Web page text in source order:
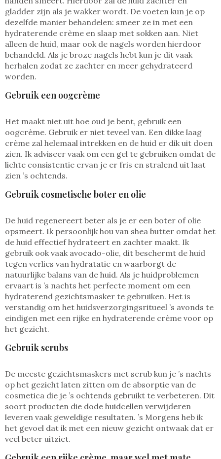
gladder zijn als je wakker wordt. De voeten kun je op
dezelfde manier behandelen: smeer ze in met een
hydraterende crème en slaap met sokken aan. Niet
alleen de huid, maar ook de nagels worden hierdoor
behandeld. Als je broze nagels hebt kun je dit vaak
herhalen zodat ze zachter en meer gehydrateerd
worden.
Gebruik een oogcrème
Het maakt niet uit hoe oud je bent, gebruik een
oogcrème. Gebruik er niet teveel van. Een dikke laag
crème zal helemaal intrekken en de huid er dik uit doen
zien. Ik adviseer vaak om een gel te gebruiken omdat de
lichte consistentie ervan je er fris en stralend uit laat
zien ’s ochtends.
Gebruik cosmetische boter en olie
De huid regenereert beter als je er een boter of olie
opsmeert. Ik persoonlijk hou van shea butter omdat het
de huid effectief hydrateert en zachter maakt. Ik
gebruik ook vaak avocado-olie, dit beschermt de huid
tegen verlies van hydratatie en waarborgt de
natuurlijke balans van de huid. Als je huidproblemen
ervaart is ’s nachts het perfecte moment om een
hydraterend gezichtsmasker te gebruiken. Het is
verstandig om het huidsverzorgingsritueel ’s avonds te
eindigen met een rijke en hydraterende crème voor op
het gezicht.
Gebruik scrubs
De meeste gezichtsmaskers met scrub kun je ’s nachts
op het gezicht laten zitten om de absorptie van de
cosmetica die je ’s ochtends gebruikt te verbeteren. Dit
soort producten die dode huidcellen verwijderen
leveren vaak geweldige resultaten. ’s Morgens heb ik
het gevoel dat ik met een nieuw gezicht ontwaak dat er
veel beter uitziet.